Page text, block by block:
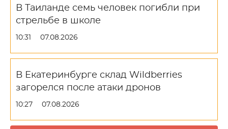
В Таиланде семь человек погибли при
стрельбе в школе
10:31 07.08.2026
В Екатеринбурге склад Wildberries
загорелся после атаки дронов
10:27 07.08.2026